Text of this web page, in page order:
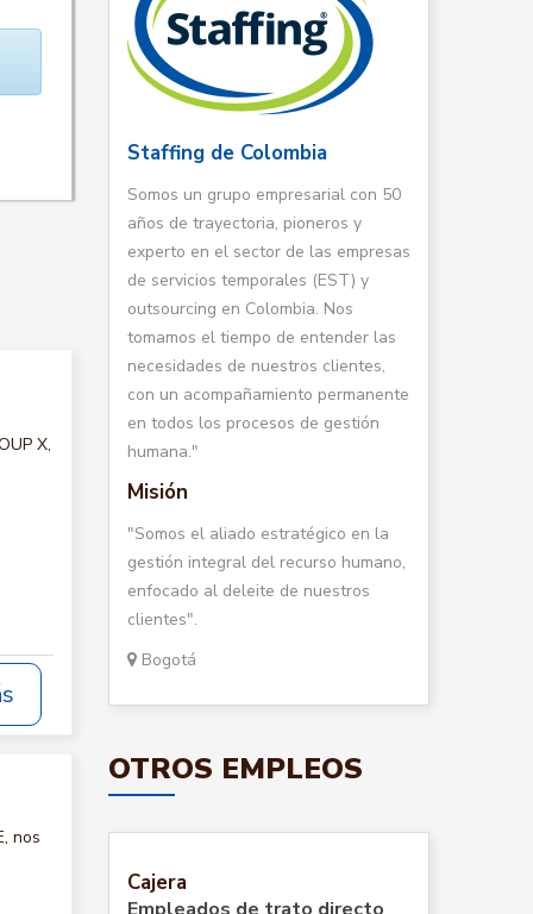
X,
nos
Staffing de Colombia
Somos un grupo empresarial con 50
años de trayectoria, pioneros y
experto en el sector de las empresas
de servicios temporales (EST) y
outsourcing en Colombia. Nos
tomamos el tiempo de entender las
necesidades de nuestros clientes,
con un acompañamiento permanente
en todos los procesos de gestión
humana."
Misión
"Somos el aliado estratégico en la
gestión integral del recurso humano,
enfocado al deleite de nuestros
clientes".
Bogotá
OTROS EMPLEOS
Cajera